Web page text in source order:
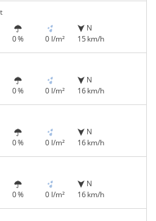
0 % 0 l/m²
N
15 km/h
0 % 0 l/m²
N
16 km/h
0 % 0 l/m²
N
16 km/h
0 % 0 l/m²
N
16 km/h